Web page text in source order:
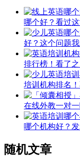
哪个好？看过
好？这个问题我
排行榜！看了之
培训机构排名
在线外教一对一
哪个机构好？
随机文章